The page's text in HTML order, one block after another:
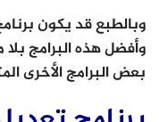
وبالطبع قد يكون
وأفضل هذه البرامج
بعض البرامج الأخرى